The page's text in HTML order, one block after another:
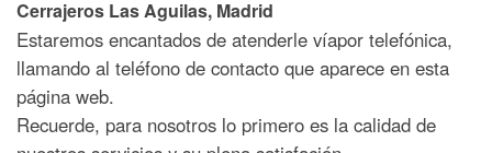
Cerrajeros Las Aguilas, Madrid
Estaremos encantados de atenderle víapor telefónica,
llamando al teléfono de contacto que aparece en esta
página web.
Recuerde, para nosotros lo primero es la calidad de